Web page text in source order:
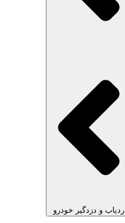
ردیاب و دزدگیر خودرو